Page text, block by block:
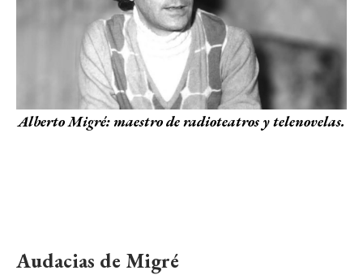
Alberto Migré: maestro de radioteatros y telenovelas.
Audacias de Migré